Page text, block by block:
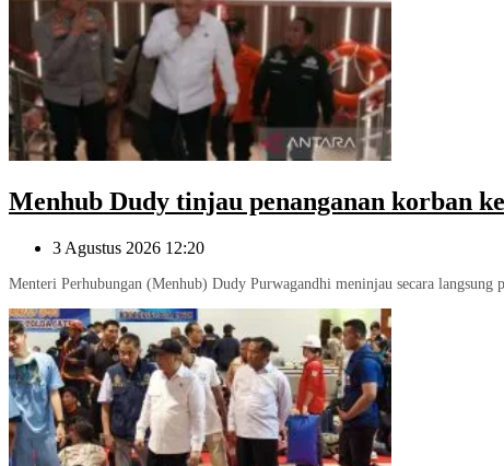
Menhub Dudy tinjau penanganan korban
3 Agustus 2026 12:20
Menteri Perhubungan (Menhub) Dudy Purwagandhi meninjau secara langsung